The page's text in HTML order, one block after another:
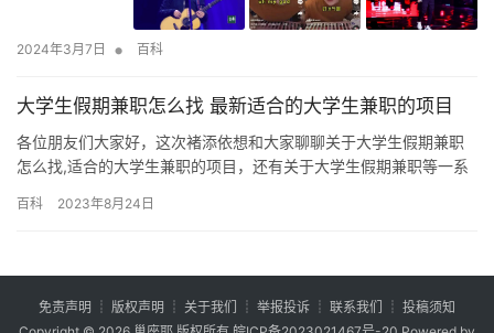
2024年3月7日 • 百科
大学生假期兼职怎么找 最新适合的大学生兼职的项目
各位朋友们大家好，这次褚添依想和大家聊聊关于大学生假期兼职
怎么找,适合的大学生兼职的项目，还有关于大学生假期兼职等一系
手，你可能就不这么想了。 本期介绍大学生基本所有的兼职渠道，
百科 2023年8月24日
免责声明 ┊ 版权声明 ┊ 关于我们 ┊ 举报投诉 ┊ 联系我们 ┊ 投稿须知